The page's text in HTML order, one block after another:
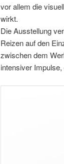
vor allem die
wirkt.
Die Ausstellung
Reizen auf den
zwischen dem
intensiver